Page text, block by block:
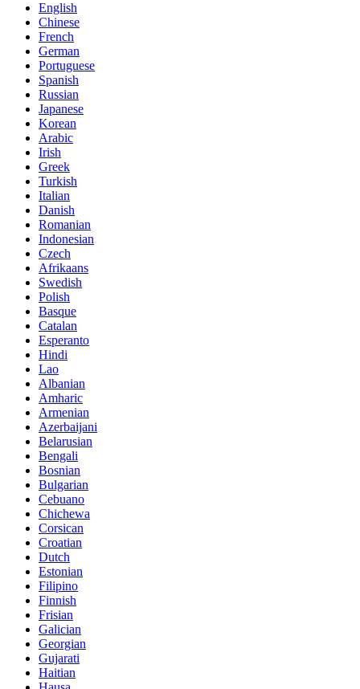
English
Chinese
French
German
Portuguese
Spanish
Russian
Japanese
Korean
Arabic
Irish
Greek
Turkish
Italian
Danish
Romanian
Indonesian
Czech
Afrikaans
Swedish
Polish
Basque
Catalan
Esperanto
Hindi
Lao
Albanian
Amharic
Armenian
Azerbaijani
Belarusian
Bengali
Bosnian
Bulgarian
Cebuano
Chichewa
Corsican
Croatian
Dutch
Estonian
Filipino
Finnish
Frisian
Galician
Georgian
Gujarati
Haitian